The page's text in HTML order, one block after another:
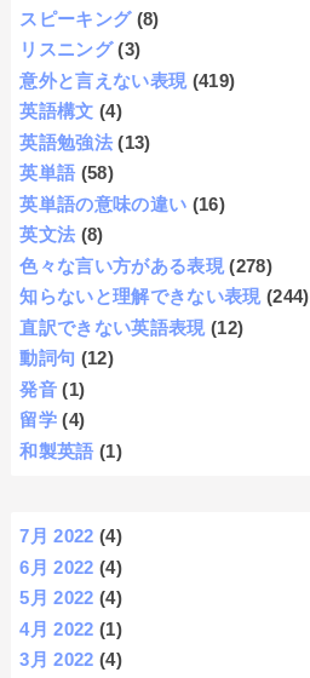
スピーキング (8)
リスニング (3)
意外と言えない表現 (419)
英語構文 (4)
英語勉強法 (13)
英単語 (58)
英単語の意味の違い (16)
英文法 (8)
色々な言い方がある表現 (278)
知らないと理解できない表現 (244)
直訳できない英語表現 (12)
動詞句 (12)
発音 (1)
留学 (4)
和製英語 (1)
7月 2022 (4)
6月 2022 (4)
5月 2022 (4)
4月 2022 (1)
3月 2022 (4)